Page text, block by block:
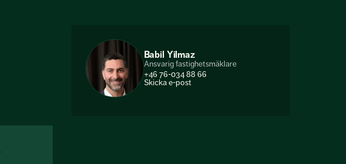
Babil Yilmaz
Ansvarig fastighetsmäklare
+46 76-034 88 66
Skicka e-post